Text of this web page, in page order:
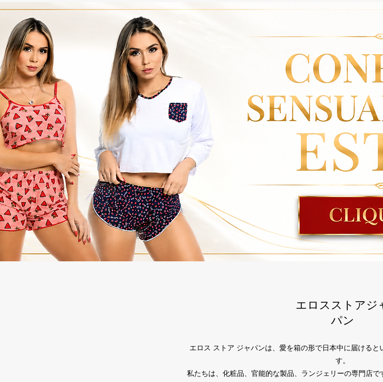
エロスストアジ
パン
エロス ストア ジャパンは、愛を箱の形で日本中に届ける
す。
私たちは、化粧品、官能的な製品、ランジェリーの専門店